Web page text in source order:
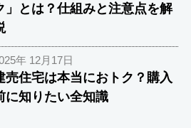
」とは？仕組みと注意点を解
年 12月17日
売住宅は本当におトク？購入
に知りたい全知識